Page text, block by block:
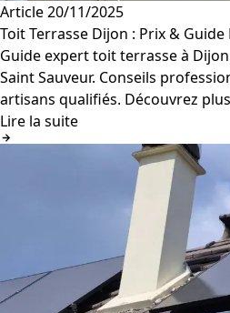
Article20/11/2025
Toit Terrasse Dijon : Prix & Guide
Guide expert toit terrasse à
Saint Sauveur. Conseils
artisans qualifiés. Découvrez
Lire la suite